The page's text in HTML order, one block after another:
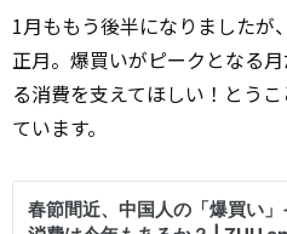
1月ももう後半になりましたが
正月。爆買いがピークとなる
る消費を支えてほしい！とう
ています。